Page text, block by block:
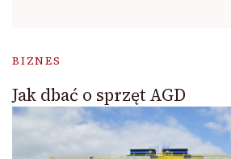
BIZNES
Jak dbać o sprzęt AGD